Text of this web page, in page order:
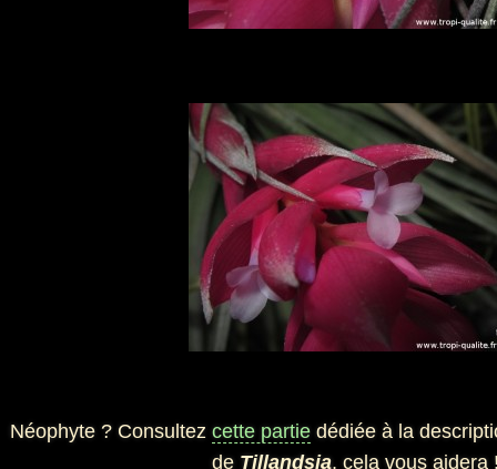
Néophyte ? Consultez cette partiedédiée à la
de Tillandsia, cela vous aidera